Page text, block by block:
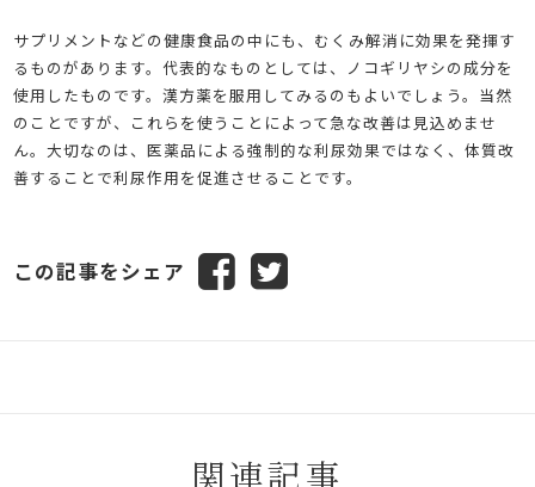
サプリメントなどの健康食品の中にも、むくみ解消に効果を発揮す
るものがあります。代表的なものとしては、ノコギリヤシの成分を
使用したものです。漢方薬を服用してみるのもよいでしょう。当然
のことですが、これらを使うことによって急な改善は見込めませ
ん。大切なのは、医薬品による強制的な利尿効果ではなく、体質改
善することで利尿作用を促進させることです。
この記事をシェア
関連記事